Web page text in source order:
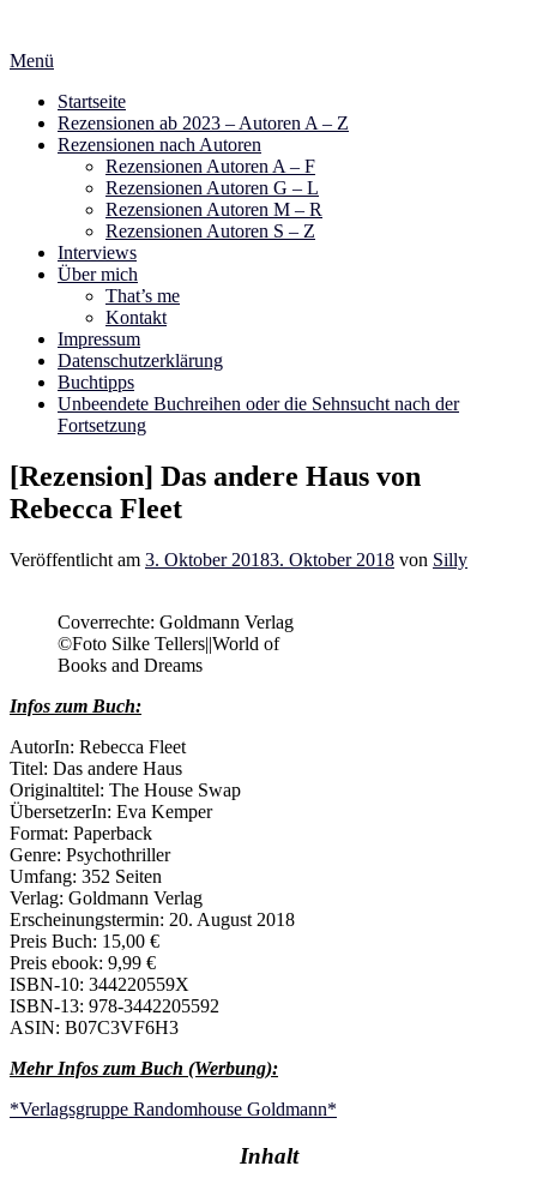
springen
Menü
Startseite
Rezensionen ab 2023 – Autoren A – Z
Rezensionen nach Autoren
Rezensionen Autoren A – F
Rezensionen Autoren G – L
Rezensionen Autoren M – R
Rezensionen Autoren S – Z
Interviews
Über mich
That’s me
Kontakt
Impressum
Datenschutzerklärung
Buchtipps
Unbeendete Buchreihen oder die Sehnsucht nach der
Fortsetzung
[Rezension] Das andere Haus von
Rebecca Fleet
Veröffentlicht am 3. Oktober 20183. Oktober 2018 von Silly
Coverrechte: Goldmann Verlag
©Foto Silke Tellers||World of
Books and Dreams
Infos zum Buch:
AutorIn: Rebecca Fleet
Titel: Das andere Haus
Originaltitel: The House Swap
ÜbersetzerIn: Eva Kemper
Format: Paperback
Genre: Psychothriller
Umfang: 352 Seiten
Verlag: Goldmann Verlag
Erscheinungstermin: 20. August 2018
Preis Buch: 15,00 €
Preis ebook: 9,99 €
ISBN-10: 344220559X
ISBN-13: 978-3442205592
ASIN: B07C3VF6H3
Mehr Infos zum Buch (Werbung):
*Verlagsgruppe Randomhouse Goldmann*
Inhalt